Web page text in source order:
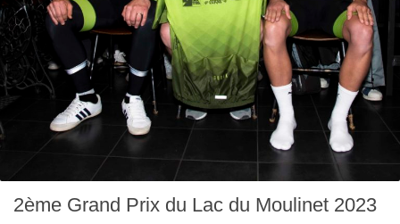
2ème Grand Prix du Lac du Moulinet 2023